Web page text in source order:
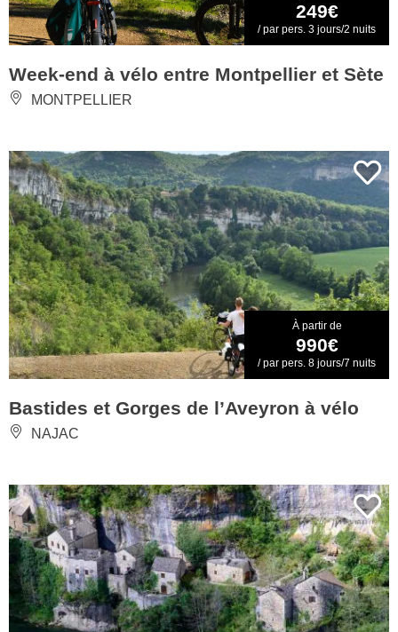
249€
/ par pers. 3 jours/2 nuits
Week-end à vélo entre Montpellier et Sète
MONTPELLIER
À partir de
990€
/ par pers. 8 jours/7 nuits
Bastides et Gorges de l’Aveyron à vélo
NAJAC